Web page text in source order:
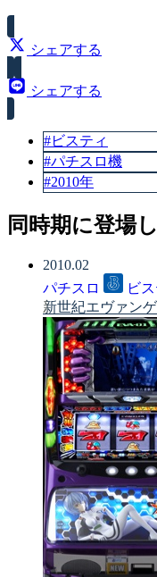
シェアする
シェアする
#ビスティ
#パチスロ機
#2010年
同時期に登場
2010.02
パチスロ
ビ
新世紀エヴァン